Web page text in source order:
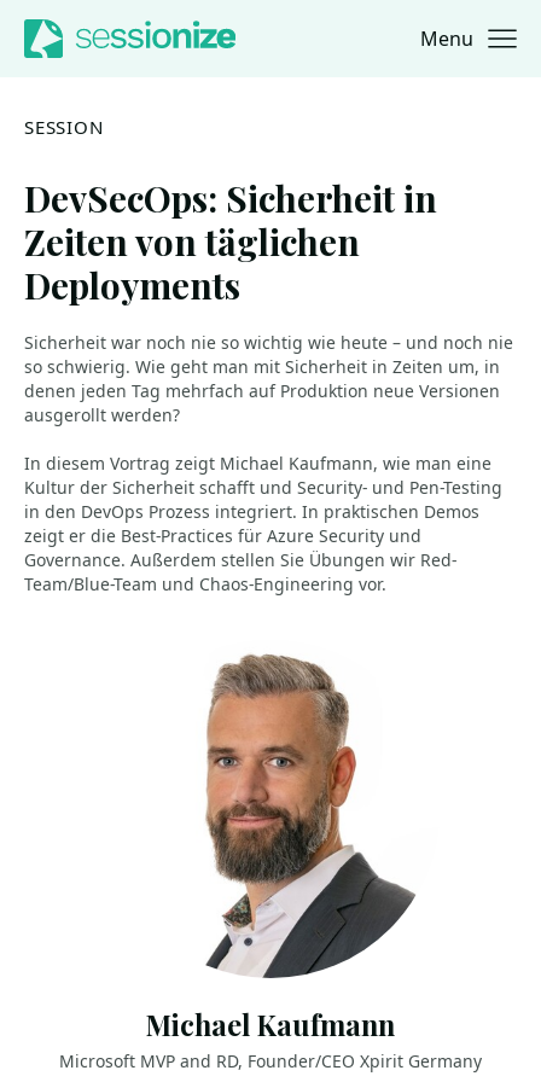
Jump to navigation
Jump to content Menu
SESSION
DevSecOps: Sicherheit in
Zeiten von täglichen
Deployments
Sicherheit war noch nie so wichtig wie heute – und noch nie
so schwierig. Wie geht man mit Sicherheit in Zeiten um, in
denen jeden Tag mehrfach auf Produktion neue Versionen
ausgerollt werden?
In diesem Vortrag zeigt Michael Kaufmann, wie man eine
Kultur der Sicherheit schafft und Security- und Pen-Testing
in den DevOps Prozess integriert. In praktischen Demos
zeigt er die Best-Practices für Azure Security und
Governance. Außerdem stellen Sie Übungen wir Red-
Team/Blue-Team und Chaos-Engineering vor.
Michael Kaufmann
Microsoft MVP and RD, Founder/CEO Xpirit Germany